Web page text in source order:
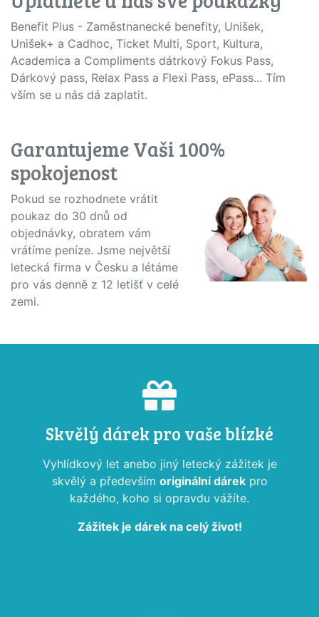
Benefit Plus - Zaměstnanecké benefity, Unišek,
Unišek+ a Cadhoc, Ticket Multi, Sport, Kultura,
Academica a Compliments dátrkový Fokus Pass,
Dárkový pass, Relax Pass a Flexi Pass, ePass... Tím
vším se u nás dá zaplatit.
Garantujeme Vaši 100%
spokojenost
Pokud se rozhodnete vrátit
poukaz do 30 dnů od
objednávky, obratem vám
vrátíme peníze. Jsme největší
letecká firma v Česku a létáme
pro vás denně z 12 letišť v celé
zemi.
Skvělý dárek pro vaše blízké
Vyhlídkový let anebo jiný letecký zážitek je
skvělý a především originální dárekpro
každého, koho si opravdu vážíte.
Zážitek je dárek na celý život!